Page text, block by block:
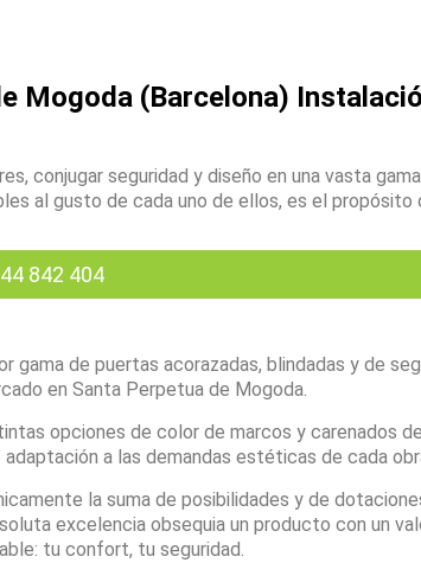
Mogoda (Barcelona)
conjugar seguridad y diseño en una vasta
al gusto de cada uno de ellos, es el propósito
842 404
gama de puertas acorazadas, blindadas y de
en Santa Perpetua de Mogoda.
opciones de color de marcos y carenados
adaptación a las demandas estéticas de cada
la suma de posibilidades y de
excelencia obsequia un producto con un
tu confort, tu seguridad.